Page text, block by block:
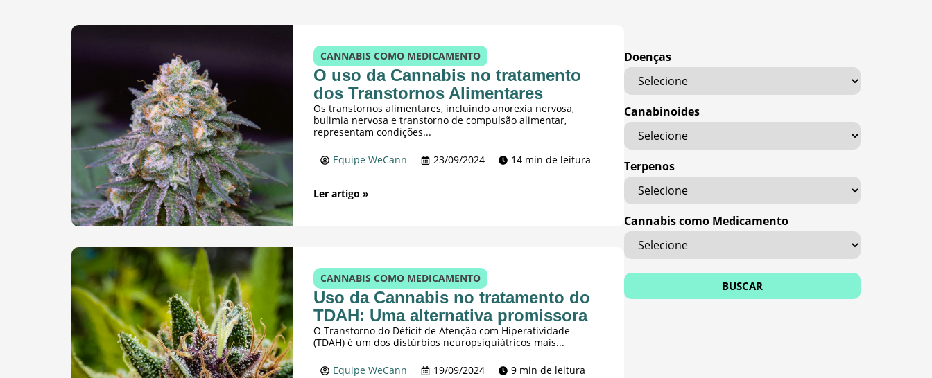
CANNABIS COMO MEDICAMENTO
O uso da Cannabis no tratamento
dos Transtornos Alimentares
Os transtornos alimentares, incluindo anorexia nervosa,
bulimia nervosa e transtorno de compulsão alimentar,
representam condições...
Equipe WeCann 23/09/2024 14 min de leitura
Ler artigo »
CANNABIS COMO MEDICAMENTO
Uso da Cannabis no tratamento do
TDAH: Uma alternativa promissora
O Transtorno do Déficit de Atenção com Hiperatividade
(TDAH) é um dos distúrbios neuropsiquiátricos mais...
Equipe WeCann 19/09/2024 9 min de leitura
Doenças
Canabinoides
Terpenos
Cannabis como Medicamento